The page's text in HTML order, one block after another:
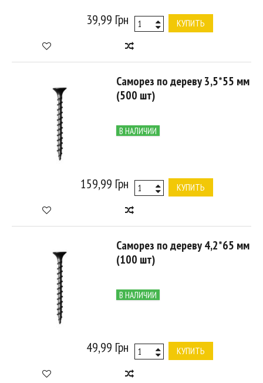
39,99 Грн КУПИТЬ
Саморез по дереву 3,5*55 мм
(500 шт)
В НАЛИЧИИ
159,99 Грн КУПИТЬ
Саморез по дереву 4,2*65 мм
(100 шт)
В НАЛИЧИИ
49,99 Грн КУПИТЬ